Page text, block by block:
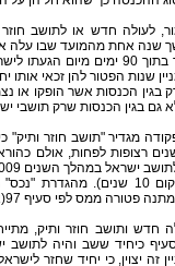
לעולה חדש או לתושב
שנה אחת מהמועד שבו עלה
רצונו כאמור בתוך 90
שנות הפטור להן זכאי אותו
בגין הכנסות אשר הופקו או
גם בגין הכנסות שרק תושבי
14 לפקודה מגדיר "תושב חוזר
10 שנים רצופות לפחות,